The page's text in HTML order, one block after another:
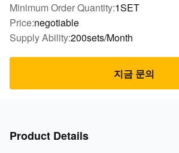
Minimum Order Quantity:1SET
Price:negotiable
Supply Ability:200sets/Month
지금 문의
Product Details